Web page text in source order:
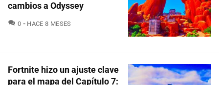
cambios a Odyssey
0 COMENTARIOS
HACE 8 MESES
Fortnite hizo un ajuste clave
para el mapa del Capítulo 7: